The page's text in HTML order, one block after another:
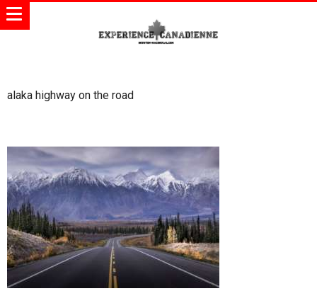
alaka highway on the road